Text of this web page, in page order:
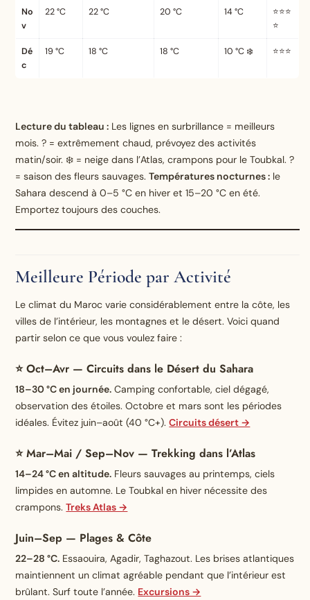
No
v
22 °C 22 °C 20 °C 14 °C
⭐⭐⭐
⭐
Dé
c
19 °C 18 °C 18 °C 10 °C ❄️ ⭐⭐⭐
Lecture du tableau : Les lignes en surbrillance = meilleurs
mois. ? = extrêmement chaud, prévoyez des activités
matin/soir. ❄️ = neige dans l’Atlas, crampons pour le Toubkal. ?
= saison des fleurs sauvages.Températures nocturnes : le
Sahara descend à 0–5 °C en hiver et 15–20 °C en été.
Emportez toujours des couches.
Meilleure Période par Activité
Le climat du Maroc varie considérablement entre la côte, les
villes de l’intérieur, les montagnes et le désert. Voici quand
partir selon ce que vous voulez faire :
⭐ Oct–Avr — Circuits dans le Désert du Sahara
18–30 °C en journée. Camping confortable, ciel dégagé,
observation des étoiles. Octobre et mars sont les périodes
idéales. Évitez juin–août (40 °C+).Circuits désert →
⭐ Mar–Mai / Sep–Nov — Trekking dans l’Atlas
14–24 °C en altitude. Fleurs sauvages au printemps, ciels
limpides en automne. Le Toubkal en hiver nécessite des
crampons.Treks Atlas →
Juin–Sep — Plages & Côte
22–28 °C. Essaouira, Agadir, Taghazout. Les brises atlantiques
maintiennent un climat agréable pendant que l’intérieur est
brûlant. Surf toute l’année. Excursions →